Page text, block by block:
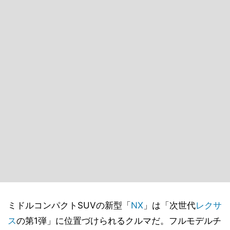
ミドルコンパクトSUVの新型「 NX 」は「次世代レクサ
スの第1弾」に位置づけられるクルマだ。フルモデルチ